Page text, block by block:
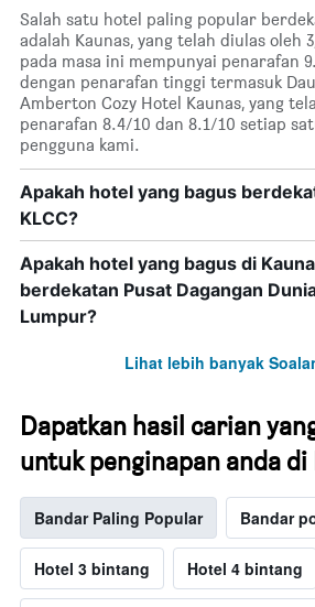
Salah satu hotel paling popular
adalah Kaunas, yang telah diulas oleh
pada masa ini mempunyai penarafan
dengan penarafan tinggi termasuk
Amberton Cozy Hotel Kaunas, yang
penarafan 8.4/10 dan 8.1/10 setiap
pengguna kami.
Apakah hotel yang bagus
KLCC?
Apakah hotel yang bagus di
berdekatan Pusat Dagangan
Lumpur?
Lihat lebih banyak
Dapatkan hasil carian
untuk penginapan anda di
Bandar Paling Popular Bandar
Hotel 3 bintang Hotel 4 bintang